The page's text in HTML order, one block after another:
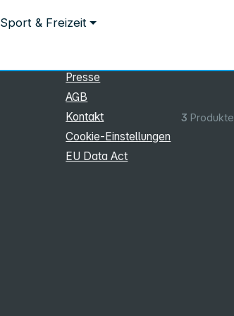
Sport & Freizeit
3 Produkte
Presse
AGB
Kontakt
Cookie‑Einstellungen
EU Data Act